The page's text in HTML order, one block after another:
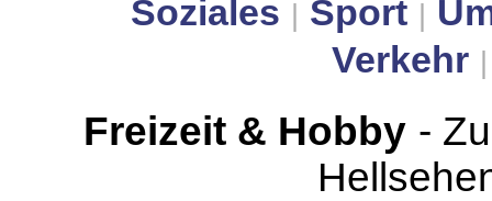
Soziales
Sport
Verkehr
Freizeit & Hobby -